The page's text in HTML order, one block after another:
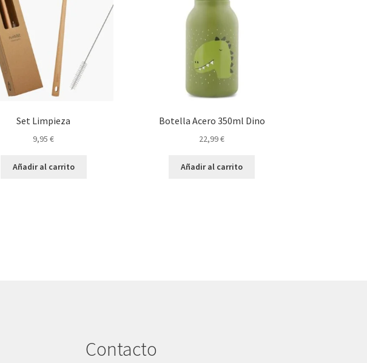
Set Limpieza
9,95€
Añadir al carrito
Botella Acero 350ml Dino
22,99€
Añadir al carrito
Contacto